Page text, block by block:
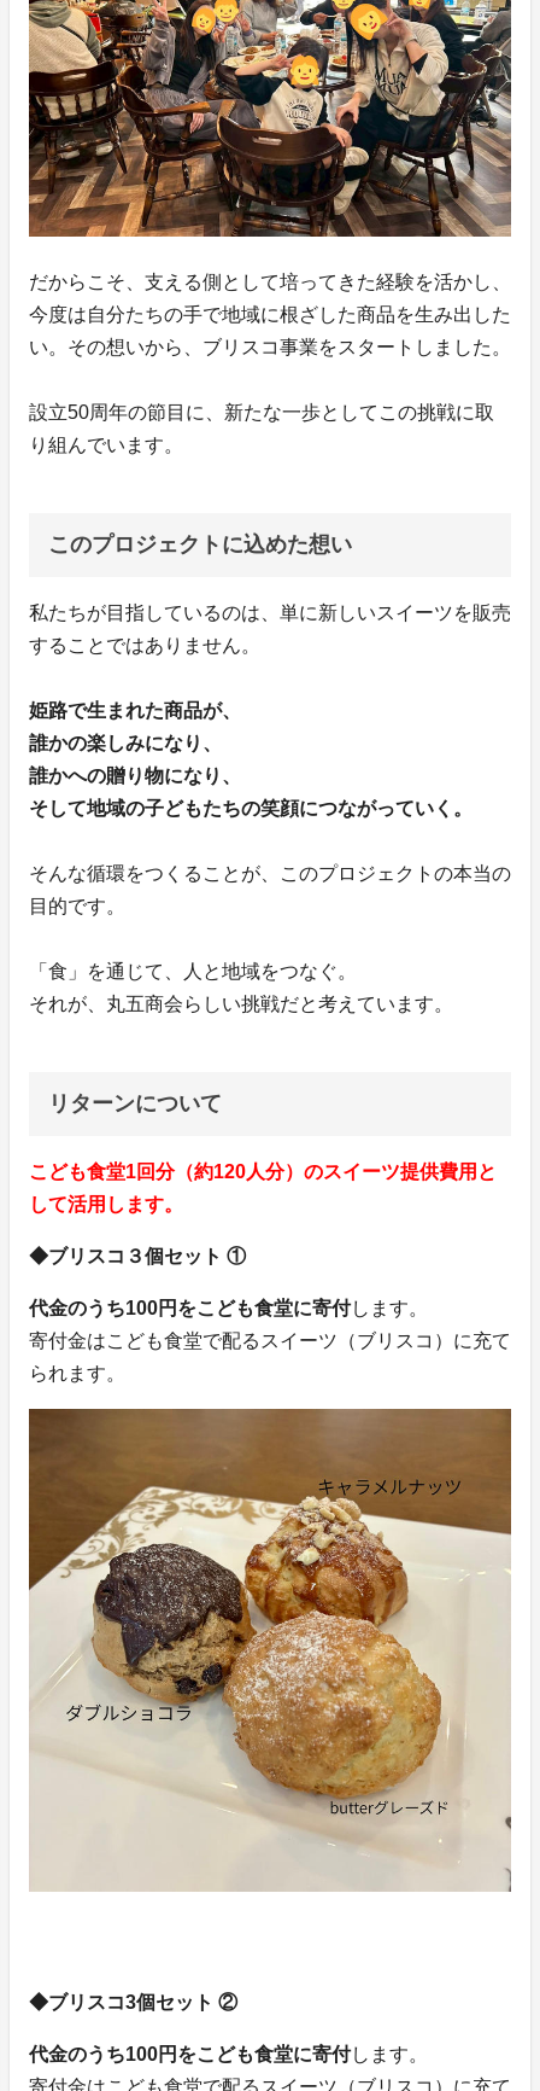
だからこそ、支える側として培ってきた経験を活かし、
今度は自分たちの手で地域に根ざした商品を生み出した
い。その想いから、ブリスコ事業をスタートしました。
設立50周年の節目に、新たな一歩としてこの挑戦に取
り組んでいます。
このプロジェクトに込めた想い
私たちが目指しているのは、単に新しいスイーツを販売
することではありません。
姫路で生まれた商品が、
誰かの楽しみになり、
誰かへの贈り物になり、
そして地域の子どもたちの笑顔につながっていく。
そんな循環をつくることが、このプロジェクトの本当の
目的です。
「食」を通じて、人と地域をつなぐ。
それが、丸五商会らしい挑戦だと考えています。
リターンについて
こども食堂1回分（約120人分）のスイーツ提供費用と
して活用します。
◆ブリスコ３個セット ①
代金のうち100円をこども食堂に寄付します。
寄付金はこども食堂で配るスイーツ（ブリスコ）に充て
られます。
◆ブリスコ3個セット ②
代金のうち100円をこども食堂に寄付します。
寄付金はこども食堂で配るスイーツ（ブリスコ）に充て